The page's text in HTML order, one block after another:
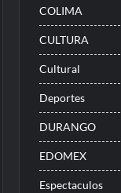
COLIMA
CULTURA
Cultural
Deportes
DURANGO
EDOMEX
Espectaculos